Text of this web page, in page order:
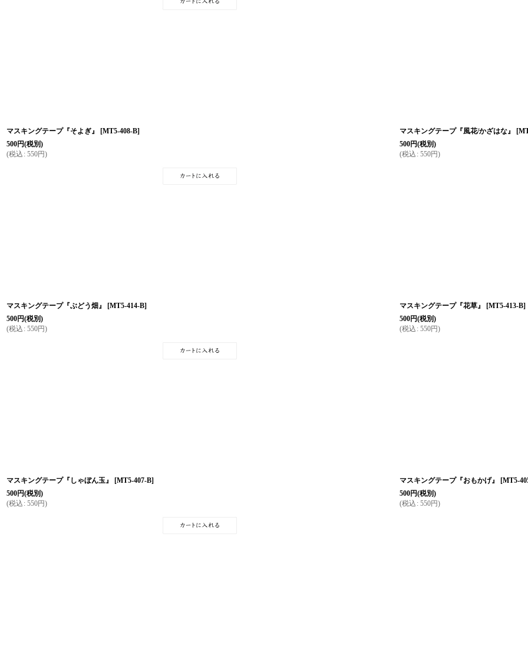
マスキングテープ『そよぎ』 [MT5-408-B]
500円(税別)
(税込 : 550円)
マスキングテープ『風花/かざはな』 [
500円(税別)
(税込 : 550円)
マスキングテープ『ぶどう畑』 [MT5-414-B]
500円(税別)
(税込 : 550円)
マスキングテープ『花草』 [MT5-413-B]
500円(税別)
(税込 : 550円)
マスキングテープ『しゃぼん玉』 [MT5-407-B]
500円(税別)
(税込 : 550円)
マスキングテープ『おもかげ』 [MT5-
500円(税別)
(税込 : 550円)